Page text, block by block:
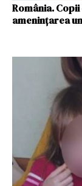
România.
ameninţarea